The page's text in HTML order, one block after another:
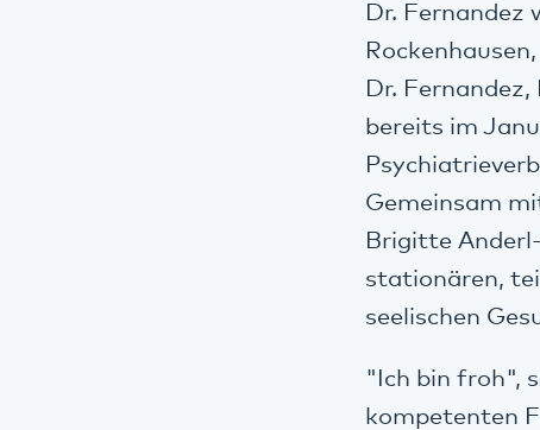
Dr. Fernandez
Dr.
bereits im
Gemeinsam
Brigitte
stationären,
seelischen
"Ich bin froh",
kompetenten